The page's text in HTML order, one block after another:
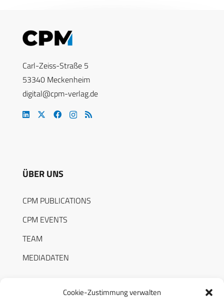
Cookie-Zustimmung verwalten
Carl-Zeiss-Straße 5
53340 Meckenheim
digital@cpm-verlag.de
ÜBER UNS
CPM PUBLICATIONS
CPM EVENTS
TEAM
MEDIADATEN